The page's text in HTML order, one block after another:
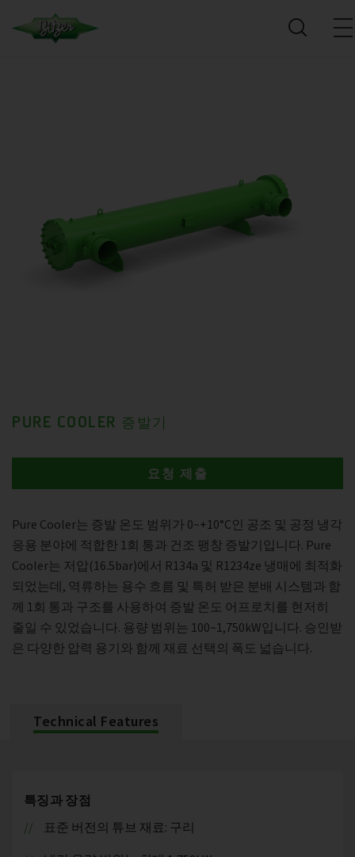
PURE COOLER 증발기
Pure Cooler는 증발 온도 범위가 0~+10°C인 공조 및 공정 냉각
응용 분야에 적합한 1회 통과 건조 팽창 증발기입니다. Pure
Cooler는 저압(16.5bar)에서 R134a 및 R1234ze 냉매에 최적화
되었는데, 역류하는 용수 흐름 및 특허 받은 분배 시스템과 함
께 1회 통과 구조를 사용하여 증발 온도 어프로치를 현저히
줄일 수 있었습니다. 용량 범위는 100~1,750kW입니다. 승인받
은 다양한 압력 용기와 함께 재료 선택의 폭도 넓습니다.
요청 제출
Technical Features
특징과 장점
표준 버전의 튜브 재료: 구리